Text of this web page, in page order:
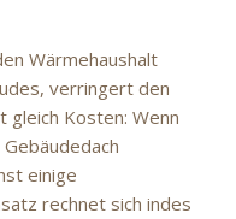
Wärmehaushalt
verringert den
gleich Kosten: Wenn
einige
rechnet sich indes